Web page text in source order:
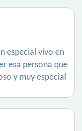
especial vivo en
esa persona que
y muy especial